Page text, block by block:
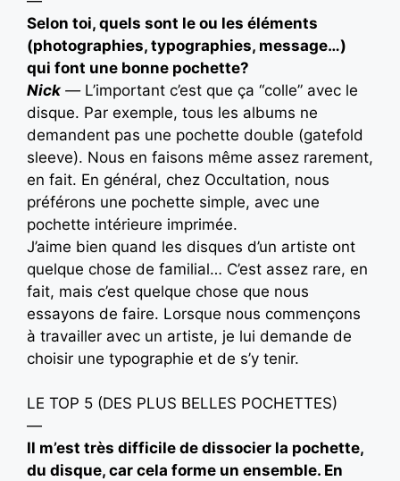
Selon toi, quels sont le ou les éléments
(photographies, typographies, message…)
qui font une bonne pochette?
Nick —L’important c’est que ça “colle” avec le
disque. Par exemple, tous les albums ne
demandent pas une pochette double (gatefold
sleeve). Nous en faisons même assez rarement,
en fait. En général, chez Occultation, nous
préférons une pochette simple, avec une
pochette intérieure imprimée.
J’aime bien quand les disques d’un artiste ont
quelque chose de familial… C’est assez rare, en
fait, mais c’est quelque chose que nous
essayons de faire. Lorsque nous commençons
à travailler avec un artiste, je lui demande de
choisir une typographie et de s’y tenir.
LE TOP 5 (DES PLUS BELLES POCHETTES)
—
Il m’est très difficile de dissocier la pochette,
du disque, car cela forme un ensemble. En